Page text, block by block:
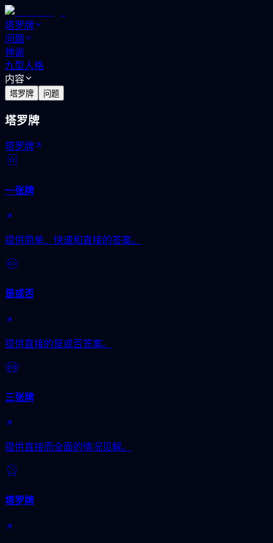
塔罗牌
问题
神谕
九型人格
内容
塔罗牌 问题
塔罗牌
塔罗牌
一张牌
提供简单、快速和直接的答案。
是或否
提供直接的是或否答案。
三张牌
提供直接而全面的情况见解。
塔罗牌